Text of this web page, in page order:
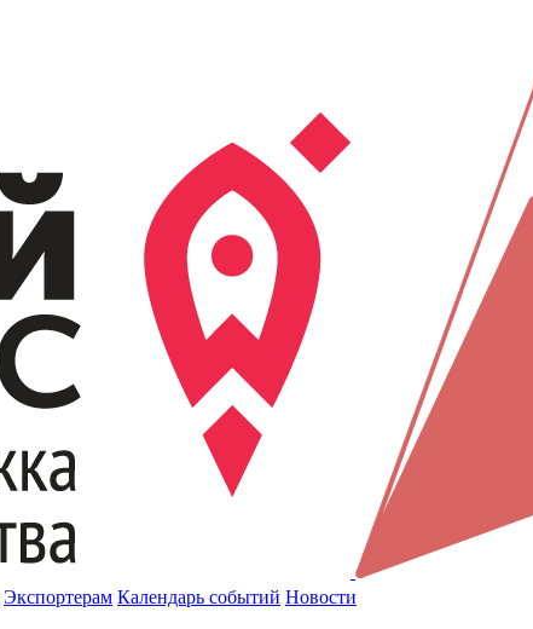
Экспортерам Календарь событий Новости